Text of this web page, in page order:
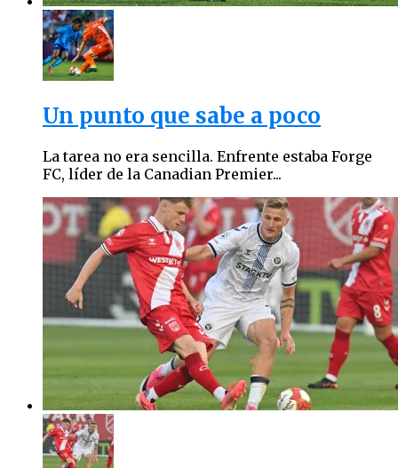
Un punto que sabe a poco
La tarea no era sencilla. Enfrente estaba Forge
FC, líder de la Canadian Premier...